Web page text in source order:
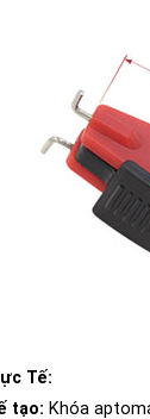
Tế:
tạo: Khóa